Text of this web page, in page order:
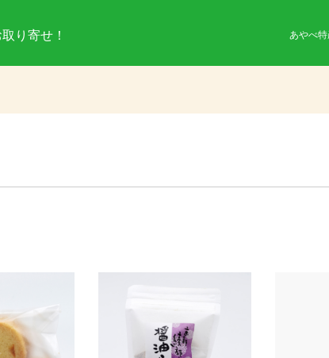
り寄せ！ あやべ